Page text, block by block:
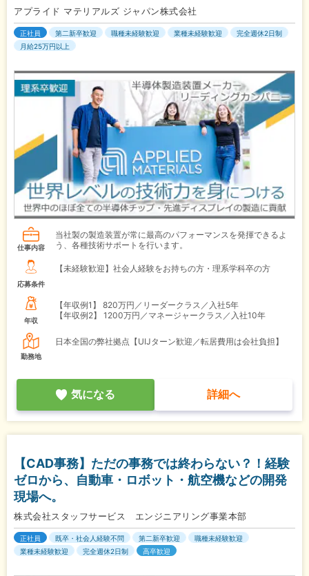
アプライド マテリアルズ ジャパン株式会社
正社員 第二新卒歓迎 職種未経験歓迎 業種未経験歓迎
完全週休2日制
月給25万円以上
仕事内容
当社製の製造装置が常に最高のパフォーマンスを発揮できるよ
う、各種技術サポートを行います。
応募条件
【未経験歓迎】社会人経験をお持ちの方・理系学科卒の方
年収
【年収例1】
820万円／リーダークラス／入社5年
【年収例2】
1200万円／マネージャークラス／入社10年
勤務地
日本全国の弊社拠点【UIJターン歓迎／転居費用は会社負担】
気になる 詳細へ
【CAD事務】ただの事務では終わらない？！経験
ゼロから、自動車・ロボット・航空機などの開発
現場へ。
株式会社スタッフサービス エンジニアリング事業本部
正社員 既卒・社会人経験不問 第二新卒歓迎
職種未経験歓迎
業種未経験歓迎
完全週休2日制 高卒歓迎